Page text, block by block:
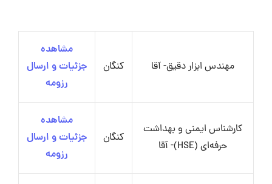
مهندس ابزار دقیق- آقا کنگان
مشاهده
جزئیات و ارسال
رزومه
کارشناس ایمنی و بهداشت
حرفه‌ای (HSE)- آقا
کنگان
مشاهده
جزئیات و ارسال
رزومه